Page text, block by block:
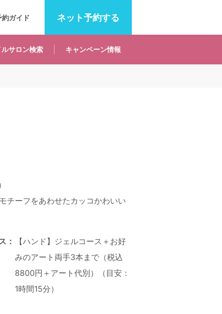
ネット予約する
サロン検索 キャンペーン情報
約ガイド
チーフをあわせたカッコかわいい
：
【ハンド】ジェルコース＋お好
みのアート両手3本まで（税込
8800円＋アート代別）（目安：
1時間15分）